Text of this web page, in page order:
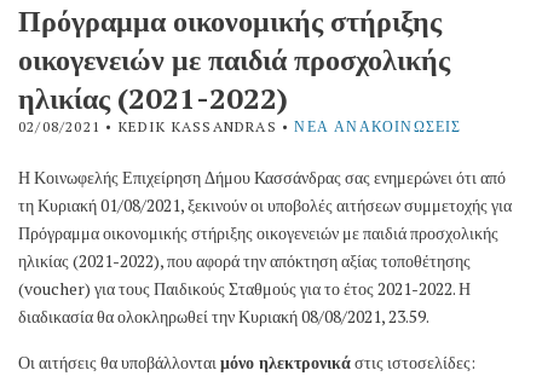
Πρόγραμμα οικονομικής στήριξης
οικογενειών με παιδιά προσχολικής
ηλικίας (2021-2022)
02/08/2021 • KEDIK KASSANDRAS •ΝΈΑ ΑΝΑΚΟΙΝΏΣΕΙΣ
Η Κοινωφελής Επιχείρηση Δήμου Κασσάνδρας σας ενημερώνει ότι από
τη Κυριακή 01/08/2021, ξεκινούν οι υποβολές αιτήσεων συμμετοχής για
Πρόγραμμα οικονομικής στήριξης οικογενειών με παιδιά προσχολικής
ηλικίας (2021-2022), που αφορά την απόκτηση αξίας τοποθέτησης
(voucher) για τους Παιδικούς Σταθμούς για το έτος 2021-2022. Η
διαδικασία θα ολοκληρωθεί την Κυριακή 08/08/2021, 23.59.
Οι αιτήσεις θα υποβάλλονταιμόνο ηλεκτρονικάστις ιστοσελίδες: